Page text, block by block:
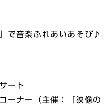
で音楽ふれあいあそび♪
ート
ーナー（主催：「映像の